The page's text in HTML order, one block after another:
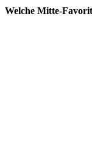
Welche Mitte-